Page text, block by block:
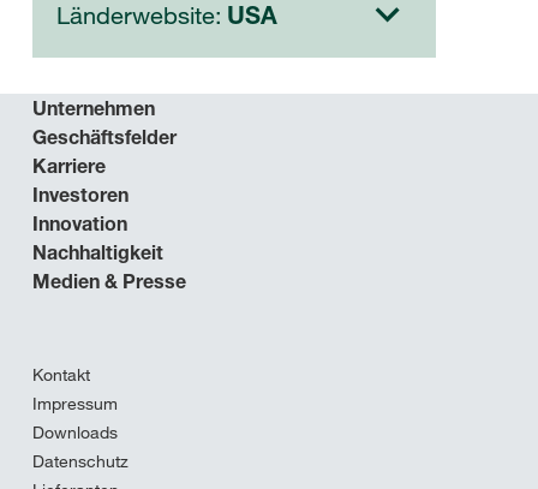
Länderwebsite: USA
Unternehmen
Geschäftsfelder
Karriere
Investoren
Innovation
Nachhaltigkeit
Medien & Presse
Kontakt
Impressum
Downloads
Datenschutz